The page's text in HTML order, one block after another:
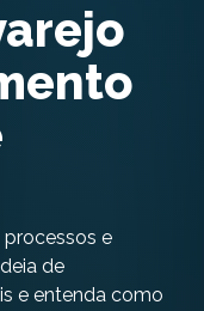
processos e
de
e entenda como